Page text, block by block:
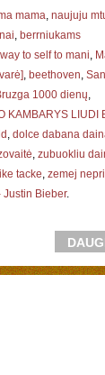
mama, naujuju
, berrniukams
way to self to mani,
, beethoven,
1000 dienų,
KAMBARYS LIUDI
, dolce dabana
, zubuokliu
tacke, zemej
Justin Bieber.